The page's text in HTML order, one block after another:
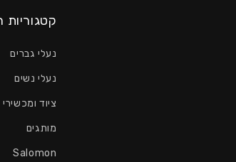
קטגוריות
נעלי גברים
נעלי נשים
ציוד
מותגים
Salomon